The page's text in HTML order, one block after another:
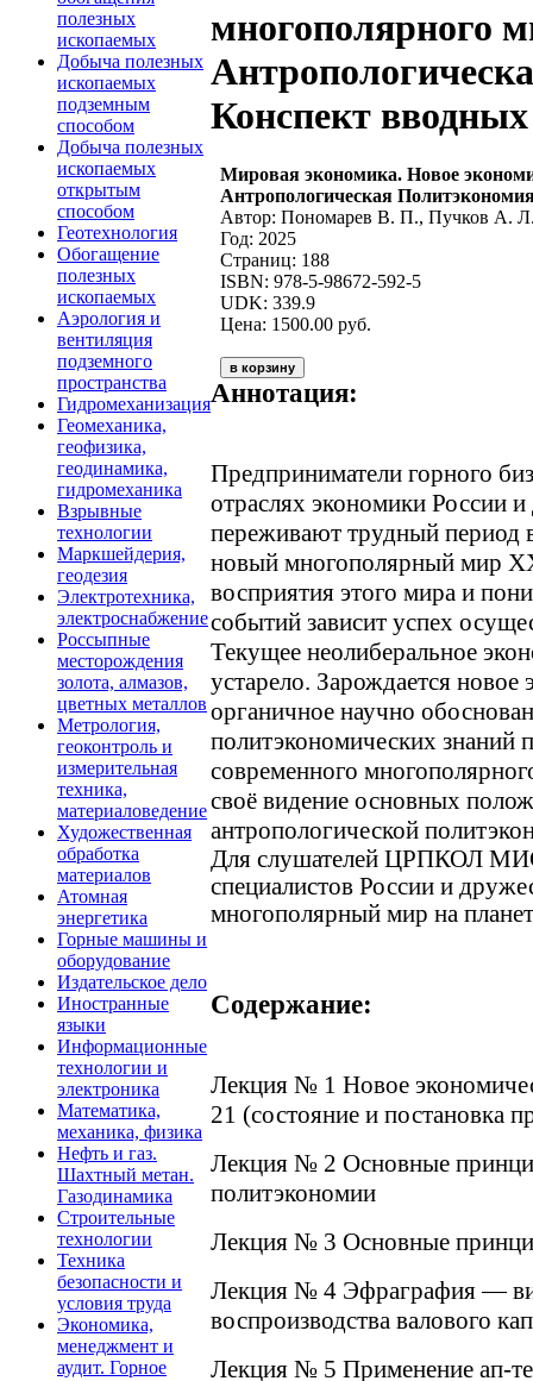
полезных
ископаемых
Добыча полезных
ископаемых
подземным
способом
Добыча полезных
ископаемых
открытым
способом
Геотехнология
Обогащение
полезных
ископаемых
Аэрология и
вентиляция
подземного
пространства
Гидромеханизация
Геомеханика,
геофизика,
геодинамика,
гидромеханика
Взрывные
технологии
Маркшейдерия,
геодезия
Электротехника,
электроснабжение
Россыпные
месторождения
золота, алмазов,
цветных металлов
Метрология,
геоконтроль и
измерительная
техника,
материаловедение
Художественная
обработка
материалов
Атомная
энергетика
Горные машины и
оборудование
Издательское дело
Иностранные
языки
Информационные
технологии и
электроника
Математика,
механика, физика
Нефть и газ.
Шахтный метан.
Газодинамика
Строительные
технологии
Техника
безопасности и
условия труда
Экономика,
менеджмент и
аудит. Горное
многополярного
Конспект
Мировая экономика. Новое
Антропологическая
Автор: Пономарев В. П., Пучков А.
Год: 2025
Страниц: 188
ISBN: 978-5-98672-592-5
UDK: 339.9
Цена: 1500.00 руб.
Аннотация:
Предприниматели горного
отраслях экономики России
переживают трудный период
новый многополярный мир
восприятия этого мира и
событий зависит успех
Текущее неолиберальное
устарело. Зарождается
органичное научно
политэкономических знаний
современного
своё видение основных
антропологической
Для слушателей ЦРПКОЛ
специалистов России и
многополярный мир на
Содержание:
Лекция № 1 Новое
21 (состояние и постановка
Лекция № 2 Основные
политэкономии
Лекция № 3 Основные
Лекция № 4 Эфраграфия —
воспроизводства валового
Лекция № 5 Применение ап-